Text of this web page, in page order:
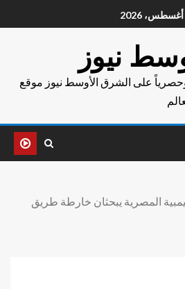
نيوز
وحصرياً على الشرق الأوسط نيوز موقع
المصرية يبحثان خارطة طريق